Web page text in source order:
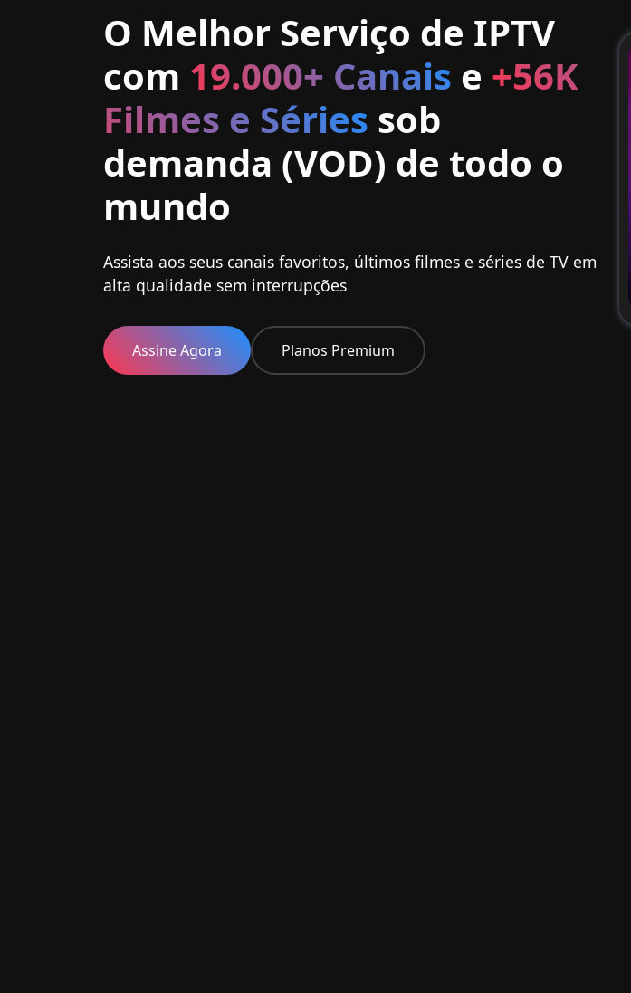
O Melhor Serviço de IPTV
com 19.000+ Canais e +56K
Filmes e Séries sob
demanda (VOD) de todo o
mundo
Assista aos seus canais favoritos, últimos filmes e séries de TV em
alta qualidade sem interrupções
Assine Agora Planos Premium